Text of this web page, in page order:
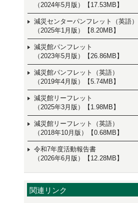
（2024年5月版）【17.53MB】
減災センターパンフレット（英語）
（2025年1月版）【8.20MB】
減災館パンフレット
（2023年5月版）【26.86MB】
減災館パンフレット（英語）
（2019年4月版）【5.74MB】
減災館リーフレット
（2025年3月版）【1.98MB】
減災館リーフレット（英語）
（2018年10月版）【0.68MB】
令和7年度活動報告書
（2026年6月版）【12.28MB】
関連リンク